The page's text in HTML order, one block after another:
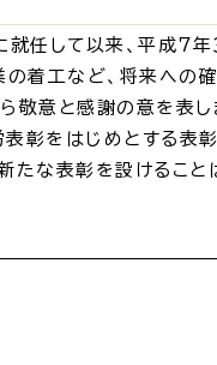
税金
任して以来、平成７
の着工など、将来への
敬意と感謝の意を表し
彰をはじめとする表
な表彰を設けること